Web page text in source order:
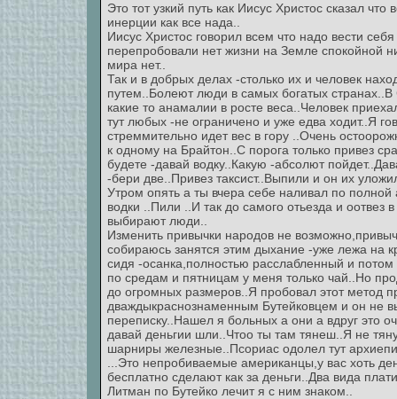
Это тот узкий путь как Иисус Христос сказал
инерции как все нада..
Иисус Христос говорил всем что надо вести
перепробовали нет жизни на Земле спокойной
мира нет..
Так и в добрых делах -столько их и человек
путем..Болеют люди в самых богатых
какие то анамалии в росте веса..Человек
тут любых -не ограничено и уже едва ходит..Я
стреммительно идет вес в гору ..Очень
к одному на Брайтон..С порога только привез
будете -давай водку..Какую -абсолют
-бери две..Привез таксист..Выпили и он их
Утром опять а ты вчера себе наливал по
водки ..Пили ..И так до самого отьезда и оотвез
выбирают люди..
Изменить привычки народов не
собираюсь занятся этим дыхание -уже лежа на
сидя -осанка,полностью расслабленный и
по средам и пятницам у меня только чай..Но
до огромных размеров..Я пробовал этот метод
дваждыкраснознаменным Бутейковцем и он не
переписку..Нашел я больных а они а вдруг это
давай деньгии шли..Чтоо ты там тянеш..Я не
шарниры железные..Псориас одолел тут
...Это непробиваемые американцы,у вас хоть
бесплатно сделают как за деньги..Два вида
Литман по Бутейко лечит я с ним знаком..